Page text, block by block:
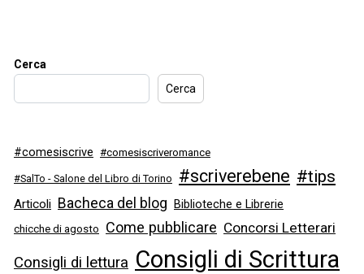
Cerca
Cerca
#comesiscrive #comesiscriveromance
#SalTo - Salone del Libro di Torino #scriverebene #tips
Articoli Bacheca del blog Biblioteche e Librerie
chicche di agosto Come pubblicare Concorsi Letterari
Consigli di lettura Consigli di Scrittura